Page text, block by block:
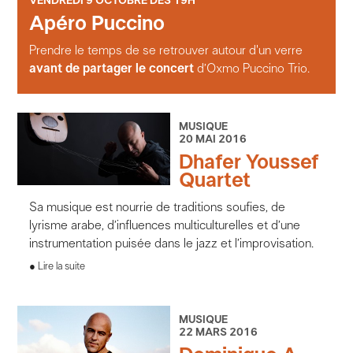
Apéro Puccino
Prendre le temps de se retrouver autour d'un verre
avant de partager le concert d’Oxmo Puccino Trio.
MUSIQUE
20 MAI 2016
Dhafer Youssef
Quartet
Sa musique est nourrie de traditions soufies, de
lyrisme arabe, d’influences multiculturelles et d’une
instrumentation puisée dans le jazz et l’improvisation.
Lire la suite
MUSIQUE
22 MARS 2016